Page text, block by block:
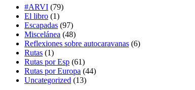
#ARVI (79)
El libro (1)
Escapadas (97)
Miscelánea (48)
Reflexiones sobre autocaravanas (6)
Rutas (1)
Rutas por Esp (61)
Rutas por Europa (44)
Uncategorized (13)